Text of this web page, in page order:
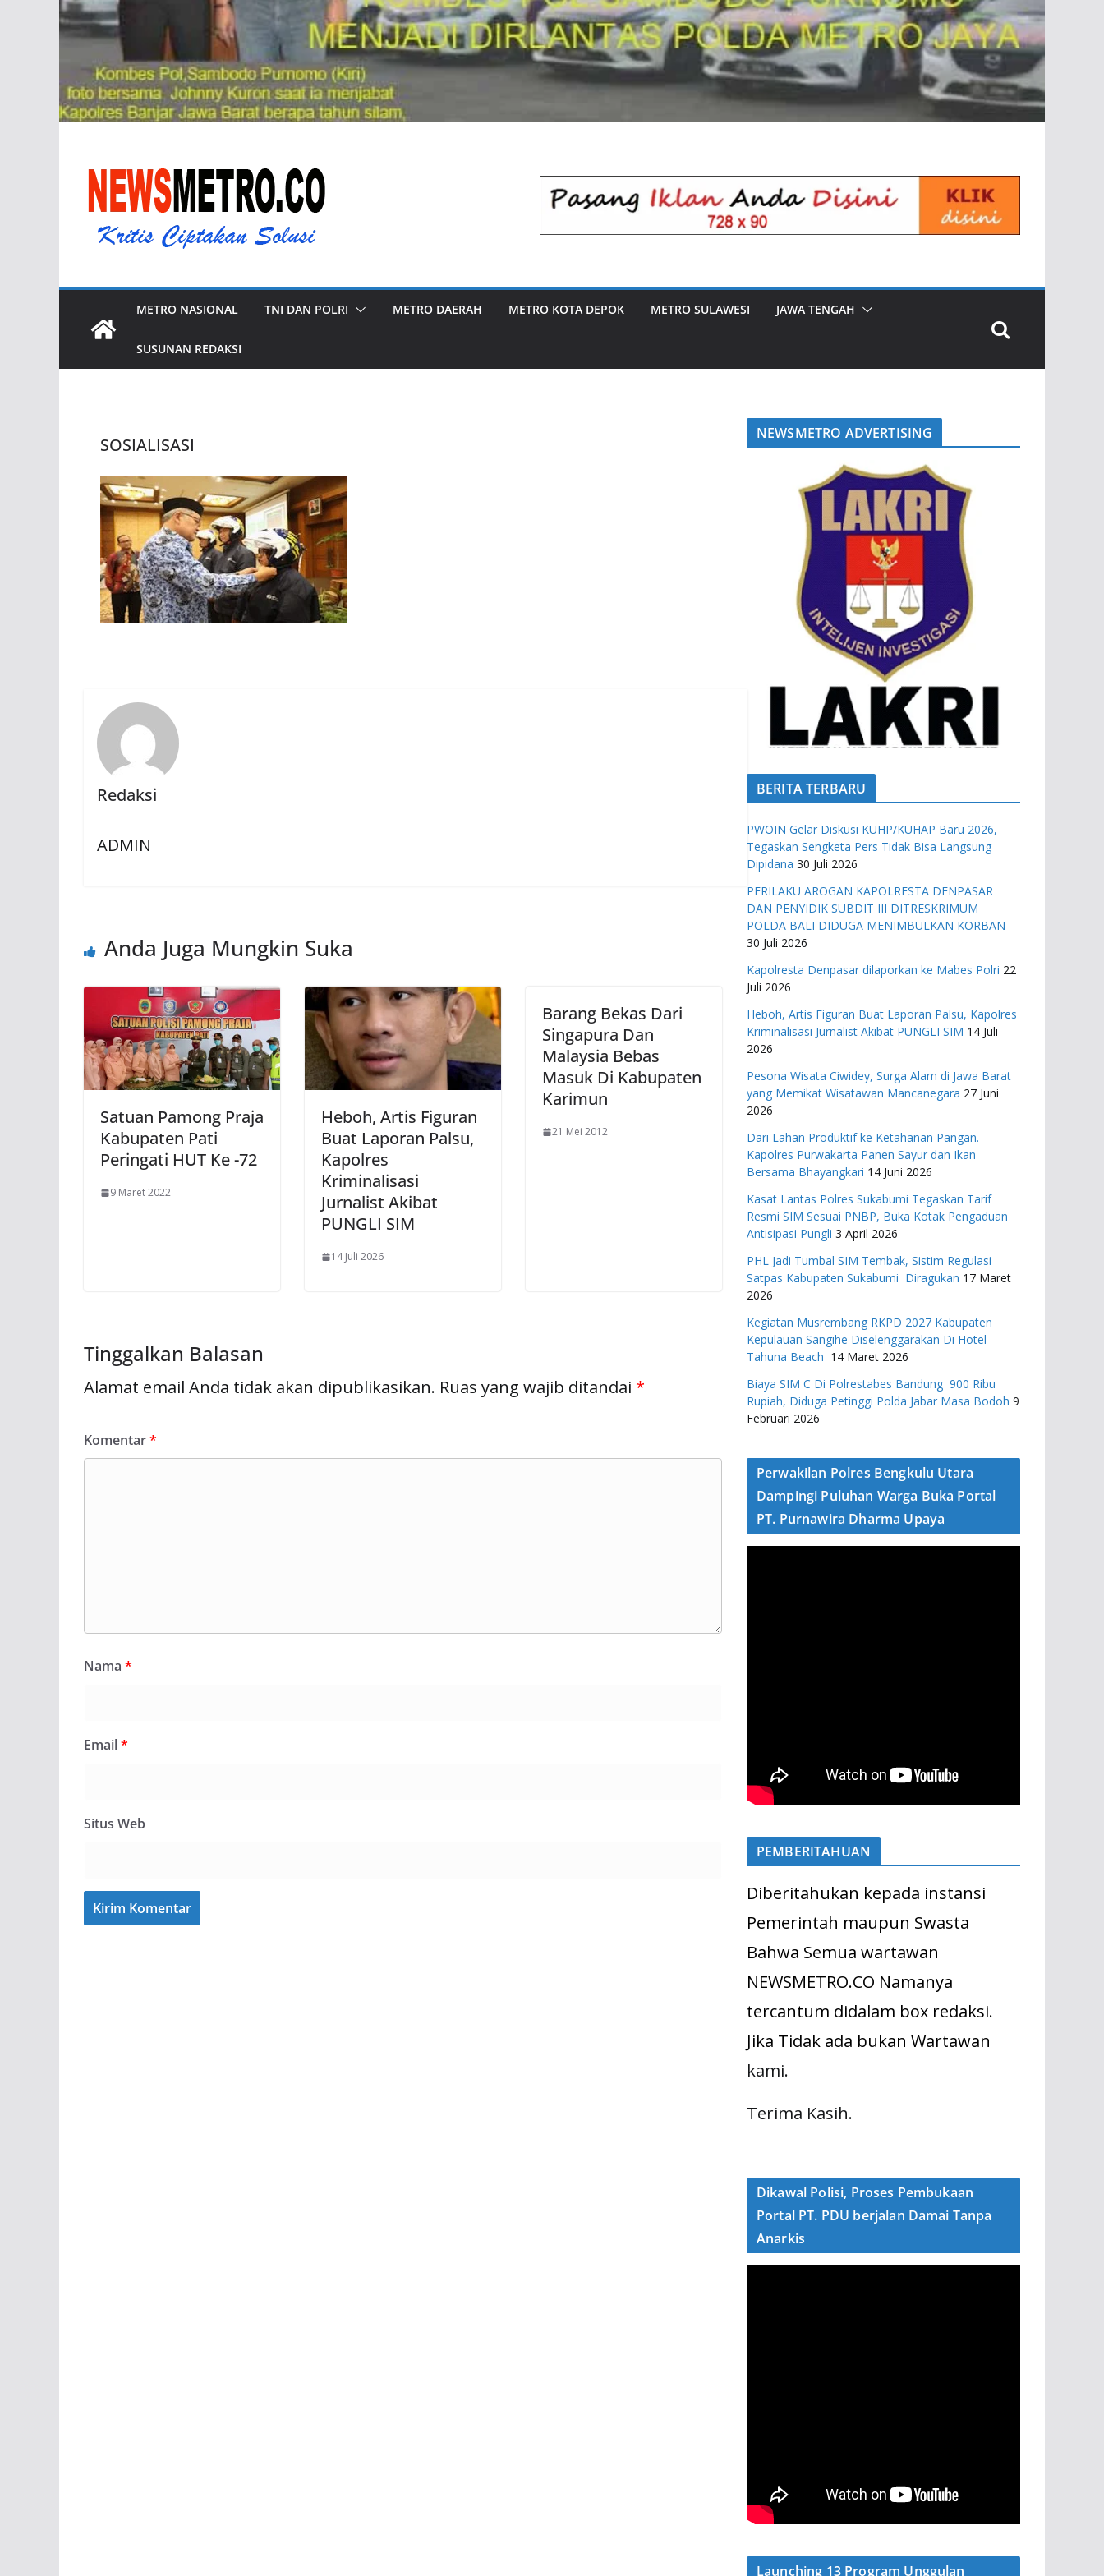
METRO NASIONAL TNI DAN POLRI METRO DAERAH METRO KOTA DEPOK METRO SULAWESI JAWA TENGAH
SUSUNAN REDAKSI
SOSIALISASI
Redaksi
ADMIN
Anda Juga Mungkin Suka
Satuan Pamong Praja
Kabupaten Pati
Peringati HUT Ke -72
9 Maret 2022
Heboh, Artis Figuran
Buat Laporan Palsu,
Kapolres
Kriminalisasi
Jurnalist Akibat
PUNGLI SIM
14 Juli 2026
Barang Bekas Dari
Singapura Dan
Malaysia Bebas
Masuk Di Kabupaten
Karimun
21 Mei 2012
Tinggalkan Balasan
Alamat email Anda tidak akan dipublikasikan. Ruas yang wajib ditandai *
Komentar*
Nama *
Email*
Situs Web
NEWSMETRO ADVERTISING
BERITA TERBARU
PWOIN Gelar Diskusi KUHP/KUHAP Baru 2026,
Tegaskan Sengketa Pers Tidak Bisa Langsung
Dipidana 30 Juli 2026
PERILAKU AROGAN KAPOLRESTA DENPASAR
DAN PENYIDIK SUBDIT III DITRESKRIMUM
POLDA BALI DIDUGA MENIMBULKAN KORBAN
30 Juli 2026
Kapolresta Denpasar dilaporkan ke Mabes Polri 22
Juli 2026
Heboh, Artis Figuran Buat Laporan Palsu, Kapolres
Kriminalisasi Jurnalist Akibat PUNGLI SIM 14 Juli
2026
Pesona Wisata Ciwidey, Surga Alam di Jawa Barat
yang Memikat Wisatawan Mancanegara 27 Juni
2026
Dari Lahan Produktif ke Ketahanan Pangan.
Kapolres Purwakarta Panen Sayur dan Ikan
Bersama Bhayangkari 14 Juni 2026
Kasat Lantas Polres Sukabumi Tegaskan Tarif
Resmi SIM Sesuai PNBP, Buka Kotak Pengaduan
Antisipasi Pungli 3 April 2026
PHL Jadi Tumbal SIM Tembak, Sistim Regulasi
Satpas Kabupaten Sukabumi Diragukan 17 Maret
2026
Kegiatan Musrembang RKPD 2027 ​Kabupaten
Kepulauan Sangihe Diselenggarakan Di Hotel
Tahuna Beach 14 Maret 2026
Biaya SIM C Di Polrestabes Bandung 900 Ribu
Rupiah, Diduga Petinggi Polda Jabar Masa Bodoh 9
Februari 2026
Perwakilan Polres Bengkulu Utara
Dampingi Puluhan Warga Buka Portal
PT. Purnawira Dharma Upaya
PEMBERITAHUAN
Diberitahukan kepada instansi
Pemerintah maupun Swasta
Bahwa Semua wartawan
NEWSMETRO.CO Namanya
tercantum didalam box redaksi.
Jika Tidak ada bukan Wartawan
kami.
Terima Kasih.
Dikawal Polisi, Proses Pembukaan
Portal PT. PDU berjalan Damai Tanpa
Anarkis
Launching 13 Program Unggulan